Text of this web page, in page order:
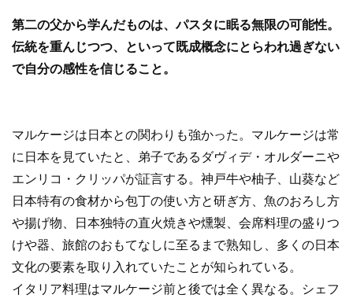
第二の父から学んだものは、パスタに眠る無限の可能性。
伝統を重んじつつ、といって既成概念にとらわれ過ぎない
で自分の感性を信じること。
マルケージは日本との関わりも強かった。マルケージは常
に日本を見ていたと、弟子であるダヴィデ・オルダーニや
エンリコ・クリッパが証言する。神戸牛や柚子、山葵など
日本特有の食材から包丁の使い方と研ぎ方、魚のおろし方
や揚げ物、日本独特の直火焼きや燻製、会席料理の盛りつ
けや器、旅館のおもてなしに至るまで熟知し、多くの日本
文化の要素を取り入れていたことが知られている。
イタリア料理はマルケージ前と後では全く異なる。シェフ